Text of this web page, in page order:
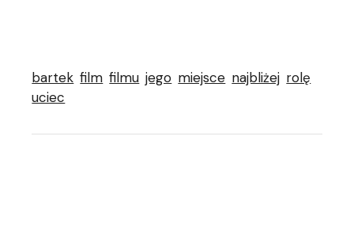
bartek film filmu jego miejsce najbliżej rolę
uciec